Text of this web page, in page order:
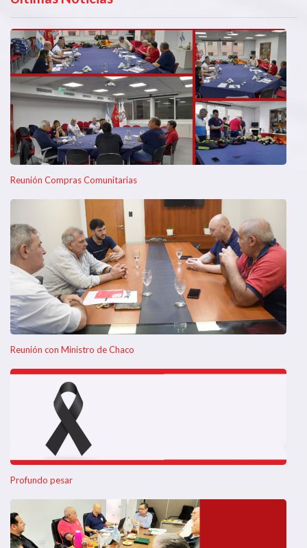
Reunión Compras Comunitarias
Reunión con Ministro de Chaco
Profundo pesar